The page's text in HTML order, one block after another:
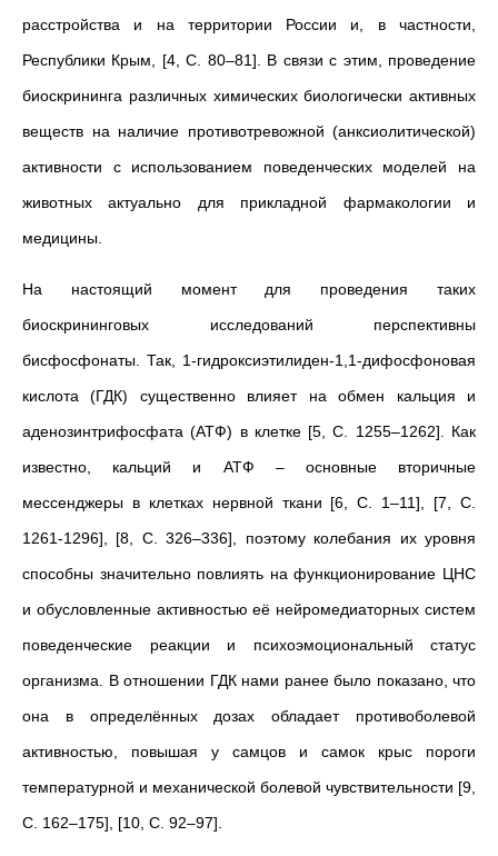
расстройства и на территории России и, в частности,
Республики Крым, [4, С. 80–81]. В связи с этим, проведение
биоскрининга различных химических биологически активных
веществ на наличие противотревожной (анксиолитической)
активности с использованием поведенческих моделей на
животных актуально для прикладной фармакологии и
медицины.
На настоящий момент для проведения таких
биоскрининговых исследований перспективны
бисфосфонаты. Так, 1-гидроксиэтилиден-1,1-дифосфоновая
кислота (ГДК) существенно влияет на обмен кальция и
аденозинтрифосфата (АТФ) в клетке [5, С. 1255–1262]. Как
известно, кальций и АТФ – основные вторичные
мессенджеры в клетках нервной ткани [6, С. 1–11], [7, С.
1261-1296], [8, С. 326–336], поэтому колебания их уровня
способны значительно повлиять на функционирование ЦНС
и обусловленные активностью её нейромедиаторных систем
поведенческие реакции и психоэмоциональный статус
организма. В отношении ГДК нами ранее было показано, что
она в определённых дозах обладает противоболевой
активностью, повышая у самцов и самок крыс пороги
температурной и механической болевой чувствительности [9,
С. 162–175], [10, С. 92–97].